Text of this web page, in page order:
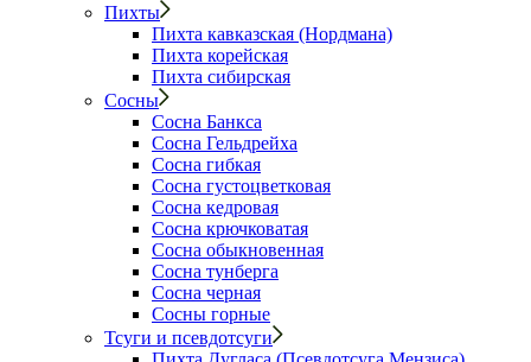
Пихты
Пихта кавказская (Нордмана)
Пихта корейская
Пихта сибирская
Сосны
Сосна Банкса
Сосна Гельдрейха
Сосна гибкая
Сосна густоцветковая
Сосна кедровая
Сосна крючковатая
Сосна обыкновенная
Сосна тунберга
Сосна черная
Сосны горные
Тсуги и псевдотсуги